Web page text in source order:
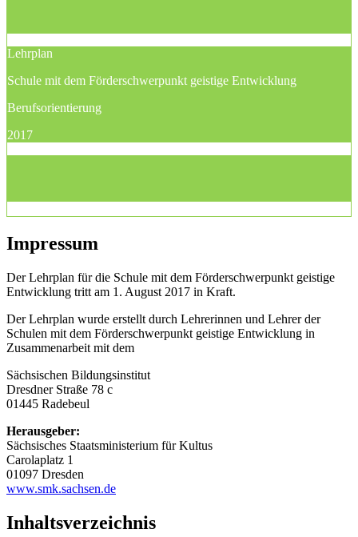
Lehrplan
Schule mit dem Förderschwerpunkt geistige Entwicklung
Berufsorientierung
2017
Impressum
Der Lehrplan für die Schule mit dem Förderschwerpunkt geistige
Entwicklung tritt am 1. August 2017 in Kraft.
Der Lehrplan wurde erstellt durch Lehrerinnen und Lehrer der
Schulen mit dem Förderschwerpunkt geistige Entwicklung in
Zusammenarbeit mit dem
Sächsischen Bildungsinstitut
Dresdner Straße 78 c
01445 Radebeul
Herausgeber:
Sächsisches Staatsministerium für Kultus
Carolaplatz 1
01097 Dresden
www.smk.sachsen.de
Inhaltsverzeichnis